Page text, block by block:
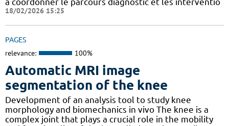
à coordonner le parcours diagnostic et les interventio
18/02/2026 15:25
PAGES
relevance: 100%
Automatic MRI image
segmentation of the knee
Development of an analysis tool to study knee
morphology and biomechanics in vivo The knee is a
complex joint that plays a crucial role in the mobility